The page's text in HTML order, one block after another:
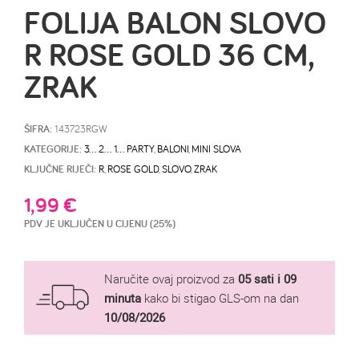
FOLIJA BALON SLOVO
R ROSE GOLD 36 CM,
ZRAK
ŠIFRA: 143723RGW
KATEGORIJE: 3… 2… 1… PARTY, BALONI MINI SLOVA
KLJUČNE RIJEČI: R ROSE GOLD,SLOVO,ZRAK
1,99€
PDV JE UKLJUČEN U CIJENU (25%)
Naručite ovaj proizvod za 05 sati i 09
minuta kako bi stigao GLS-om na dan
10/08/2026